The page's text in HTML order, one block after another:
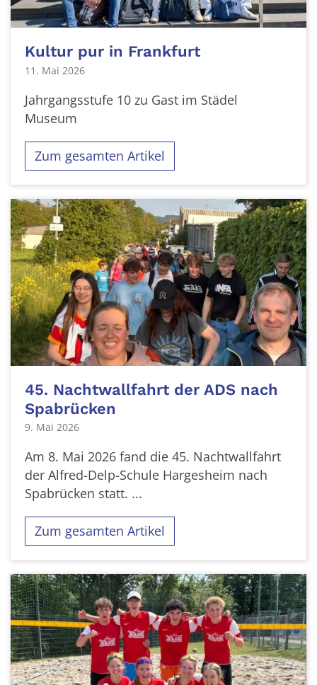
Kultur pur in Frankfurt
11. Mai 2026
Jahrgangsstufe 10 zu Gast im Städel
Museum
Zum gesamten Artikel
45. Nachtwallfahrt der ADS nach
Spabrücken
9. Mai 2026
Am 8. Mai 2026 fand die 45. Nachtwallfahrt
der Alfred-Delp-Schule Hargesheim nach
Spabrücken statt. ...
Zum gesamten Artikel